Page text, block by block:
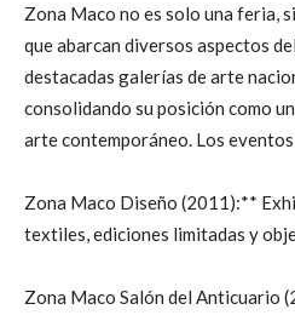
Zona Maco no es solo una feria,
que abarcan diversos aspectos
destacadas galerías de arte
consolidando su posición como
arte contemporáneo. Los
Zona Maco Diseño (2011):**
textiles, ediciones limitadas y
Zona Maco Salón del Anticuario